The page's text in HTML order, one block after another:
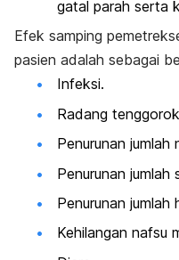
gatal parah serta
Efek samping
pasien adalah sebagai
Infeksi.
Radang
Penurunan jumlah
Penurunan jumlah
Penurunan jumlah
Kehilangan nafsu